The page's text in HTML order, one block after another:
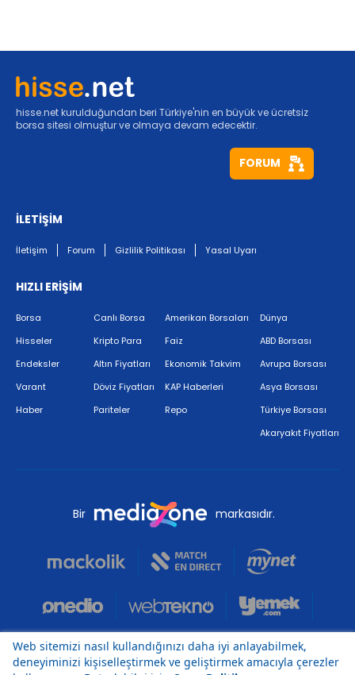
hisse.net kurulduğundan beri Türkiye'nin en büyük ve ücretsiz
borsa sitesi olmuştur ve olmaya devam edecektir.
FORUM
İLETİŞİM
İletişim Forum Gizlilik Politikası Yasal Uyarı
HIZLI ERİŞİM
Borsa
Hisseler
Endeksler
Varant
Haber
Canlı Borsa
Kripto Para
Altın Fiyatları
Döviz Fiyatları
Pariteler
Amerikan Borsaları
Faiz
Ekonomik Takvim
KAP Haberleri
Repo
Dünya
ABD Borsası
Avrupa Borsası
Asya Borsası
Türkiye Borsası
Akaryakıt Fiyatları
Bir markasıdır.